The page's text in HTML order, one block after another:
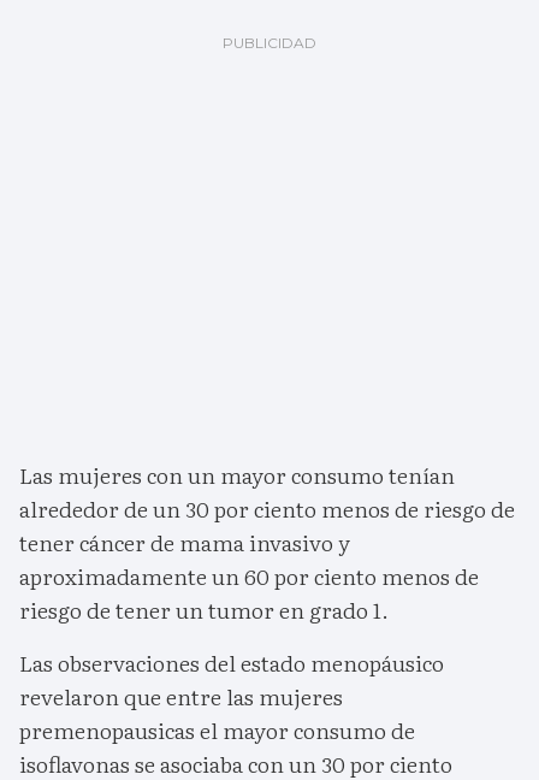
Las mujeres con un mayor consumo tenían
alrededor de un 30 por ciento menos de riesgo de
tener cáncer de mama invasivo y
aproximadamente un 60 por ciento menos de
riesgo de tener un tumor en grado 1.
Las observaciones del estado menopáusico
revelaron que entre las mujeres
premenopausicas el mayor consumo de
isoflavonas se asociaba con un 30 por ciento